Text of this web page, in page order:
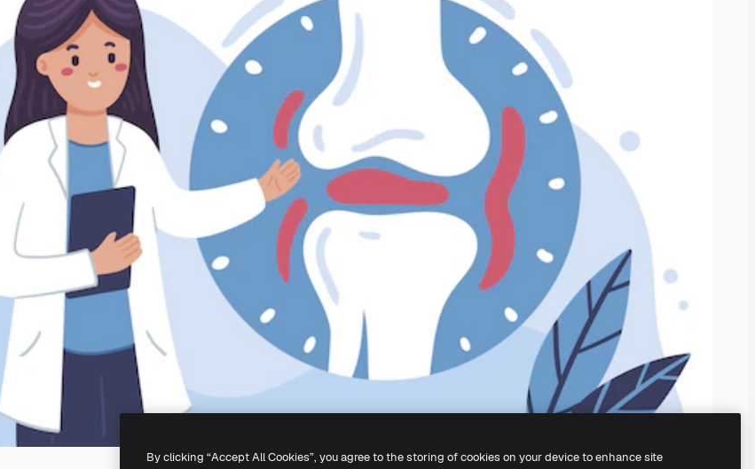
By clicking “Accept All Cookies”, you agree to the storing of cookies on your device to enhance site